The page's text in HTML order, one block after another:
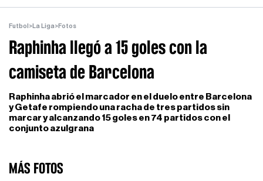
Futbol >La Liga>Fotos
Raphinha llegó a 15 goles con la
camiseta de Barcelona
Raphinha abrió el marcador en el duelo entre Barcelona
y Getafe rompiendo una racha de tres partidos sin
marcar y alcanzando 15 goles en 74 partidos con el
conjunto azulgrana
MÁS FOTOS